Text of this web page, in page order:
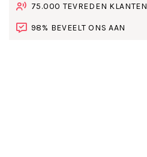
75.000 TEVREDEN KLANTEN
98% BEVEELT ONS AAN